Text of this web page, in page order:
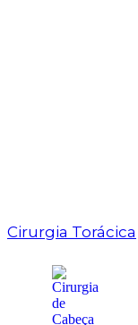
Cirurgia Torácica